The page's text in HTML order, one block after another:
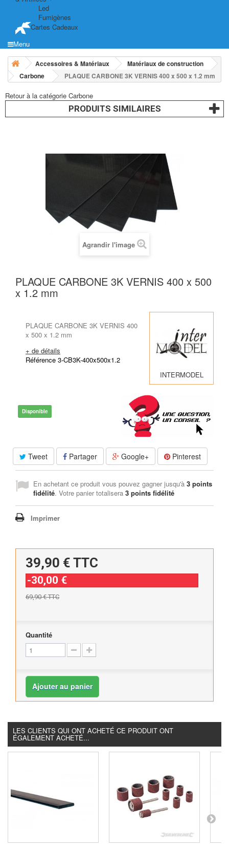
Led
Fumigènes
Cartes Cadeaux
Menu
Accessoires & Matériaux
Matériaux de construction
Carbone
PLAQUE CARBONE 3K VERNIS 400 x 500 x 1.2 mm
Retour à la catégorie Carbone
PRODUITS SIMILAIRES
Agrandir l'image
PLAQUE CARBONE 3K VERNIS 400 x 500
x 1.2 mm
PLAQUE CARBONE 3K VERNIS 400
x 500 x 1.2 mm
+ de détails
Référence 3-CB3K-400x500x1.2
INTERMODEL
Disponible
Tweet Partager Google+ Pinterest
En achetant ce produit vous pouvez gagner jusqu'à 3 points
fidélité. Votre panier totalisera 3 points fidélité
Imprimer
39,90 € TTC
-30,00 €
69,90 €TTC
Quantité
Ajouter au panier
LES CLIENTS QUI ONT ACHETÉ CE PRODUIT ONT
ÉGALEMENT ACHETÉ...